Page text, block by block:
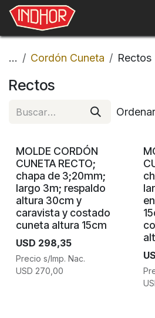
Ir al contenido
... Cordón Cuneta Rectos
Rectos
MOLDE CORDÓN
CUNETA RECTO;
chapa de 3;20mm;
largo 3m; respaldo
altura 30cm y
caravista y costado
cuneta altura 15cm
USD 298,35
Precio s/Imp. Nac.
USD 270,00